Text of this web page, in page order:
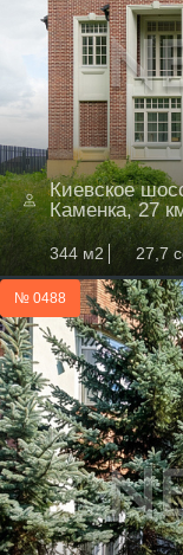
Киевское
Каменка, 27
344 м2 27,7
№ 0488